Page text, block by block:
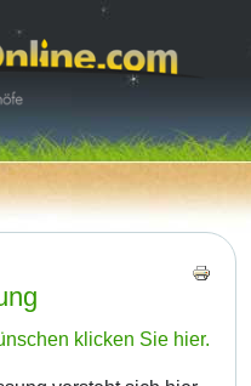
klicken Sie hier.